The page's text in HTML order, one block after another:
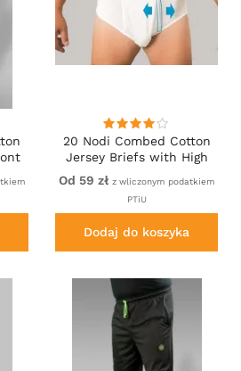
20 Nodi Combed Cotton
Jersey Briefs with High
Side Cut and Side
Opening White
Od 59 zł z wliczonym podatkiem
PTiU
Dodaj do koszyka